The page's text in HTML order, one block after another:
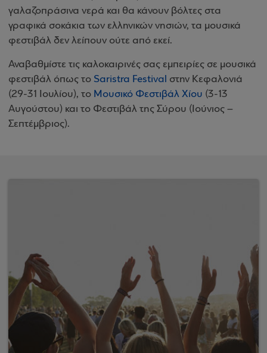
γαλαζοπράσινα νερά και θα κάνουν βόλτες στα
γραφικά σοκάκια των ελληνικών νησιών, τα μουσικά
φεστιβάλ δεν λείπουν ούτε από εκεί.
Αναβαθμίστε τις καλοκαιρινές σας εμπειρίες σε μουσικά
φεστιβάλ όπως το Saristra Festival στην Κεφαλονιά
(29-31 Ιουλίου), το Μουσικό Φεστιβάλ Χίου (3-13
Αυγούστου) και το Φεστιβάλ της Σύρου (Ιούνιος –
Σεπτέμβριος).